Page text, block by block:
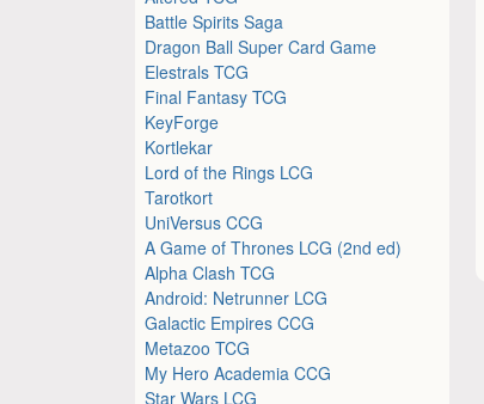
Battle Spirits Saga
Dragon Ball Super Card Game
Elestrals TCG
Final Fantasy TCG
KeyForge
Kortlekar
Lord of the Rings LCG
Tarotkort
UniVersus CCG
A Game of Thrones LCG (2nd ed)
Alpha Clash TCG
Android: Netrunner LCG
Galactic Empires CCG
Metazoo TCG
My Hero Academia CCG
Star Wars LCG